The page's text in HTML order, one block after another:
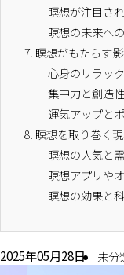
瞑想が注目さ
瞑想の未来へ
7. 瞑想がもたらす
心身のリラッ
集中力と創造
運気アップと
8. 瞑想を取り巻く
瞑想の人気と
瞑想アプリや
瞑想の効果と
2025年05月28日 未分